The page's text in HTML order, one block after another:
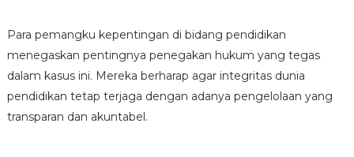
Para pemangku kepentingan di bidang pendidikan
menegaskan pentingnya penegakan hukum yang tegas
dalam kasus ini. Mereka berharap agar integritas dunia
pendidikan tetap terjaga dengan adanya pengelolaan yang
transparan dan akuntabel.